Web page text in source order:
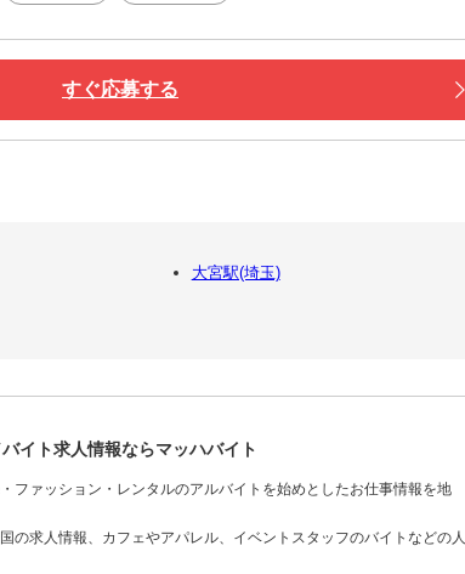
すぐ応募する
大宮駅(埼玉)
イト求人情報ならマッハバイト
ファッション・レンタルのアルバイトを始めとしたお仕事情報を地
の求人情報、カフェやアパレル、イベントスタッフのバイトなどの人